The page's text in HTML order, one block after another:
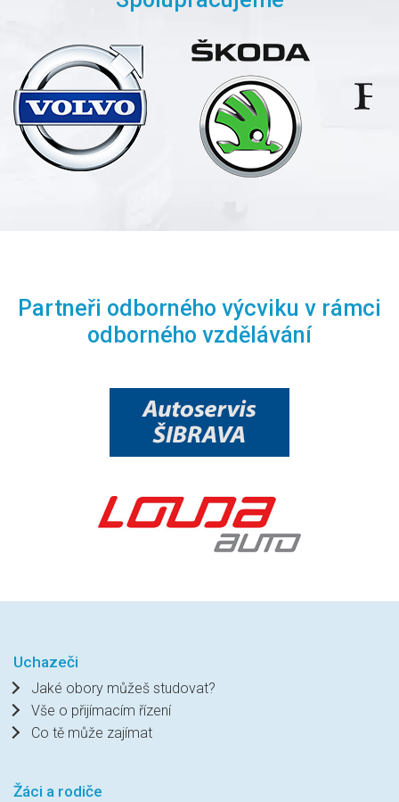
Partneři odborného výcviku v rámci
odborného vzdělávání
Uchazeči
Jaké obory můžeš studovat?
Vše o přijímacím řízení
Co tě může zajímat
Žáci a rodiče